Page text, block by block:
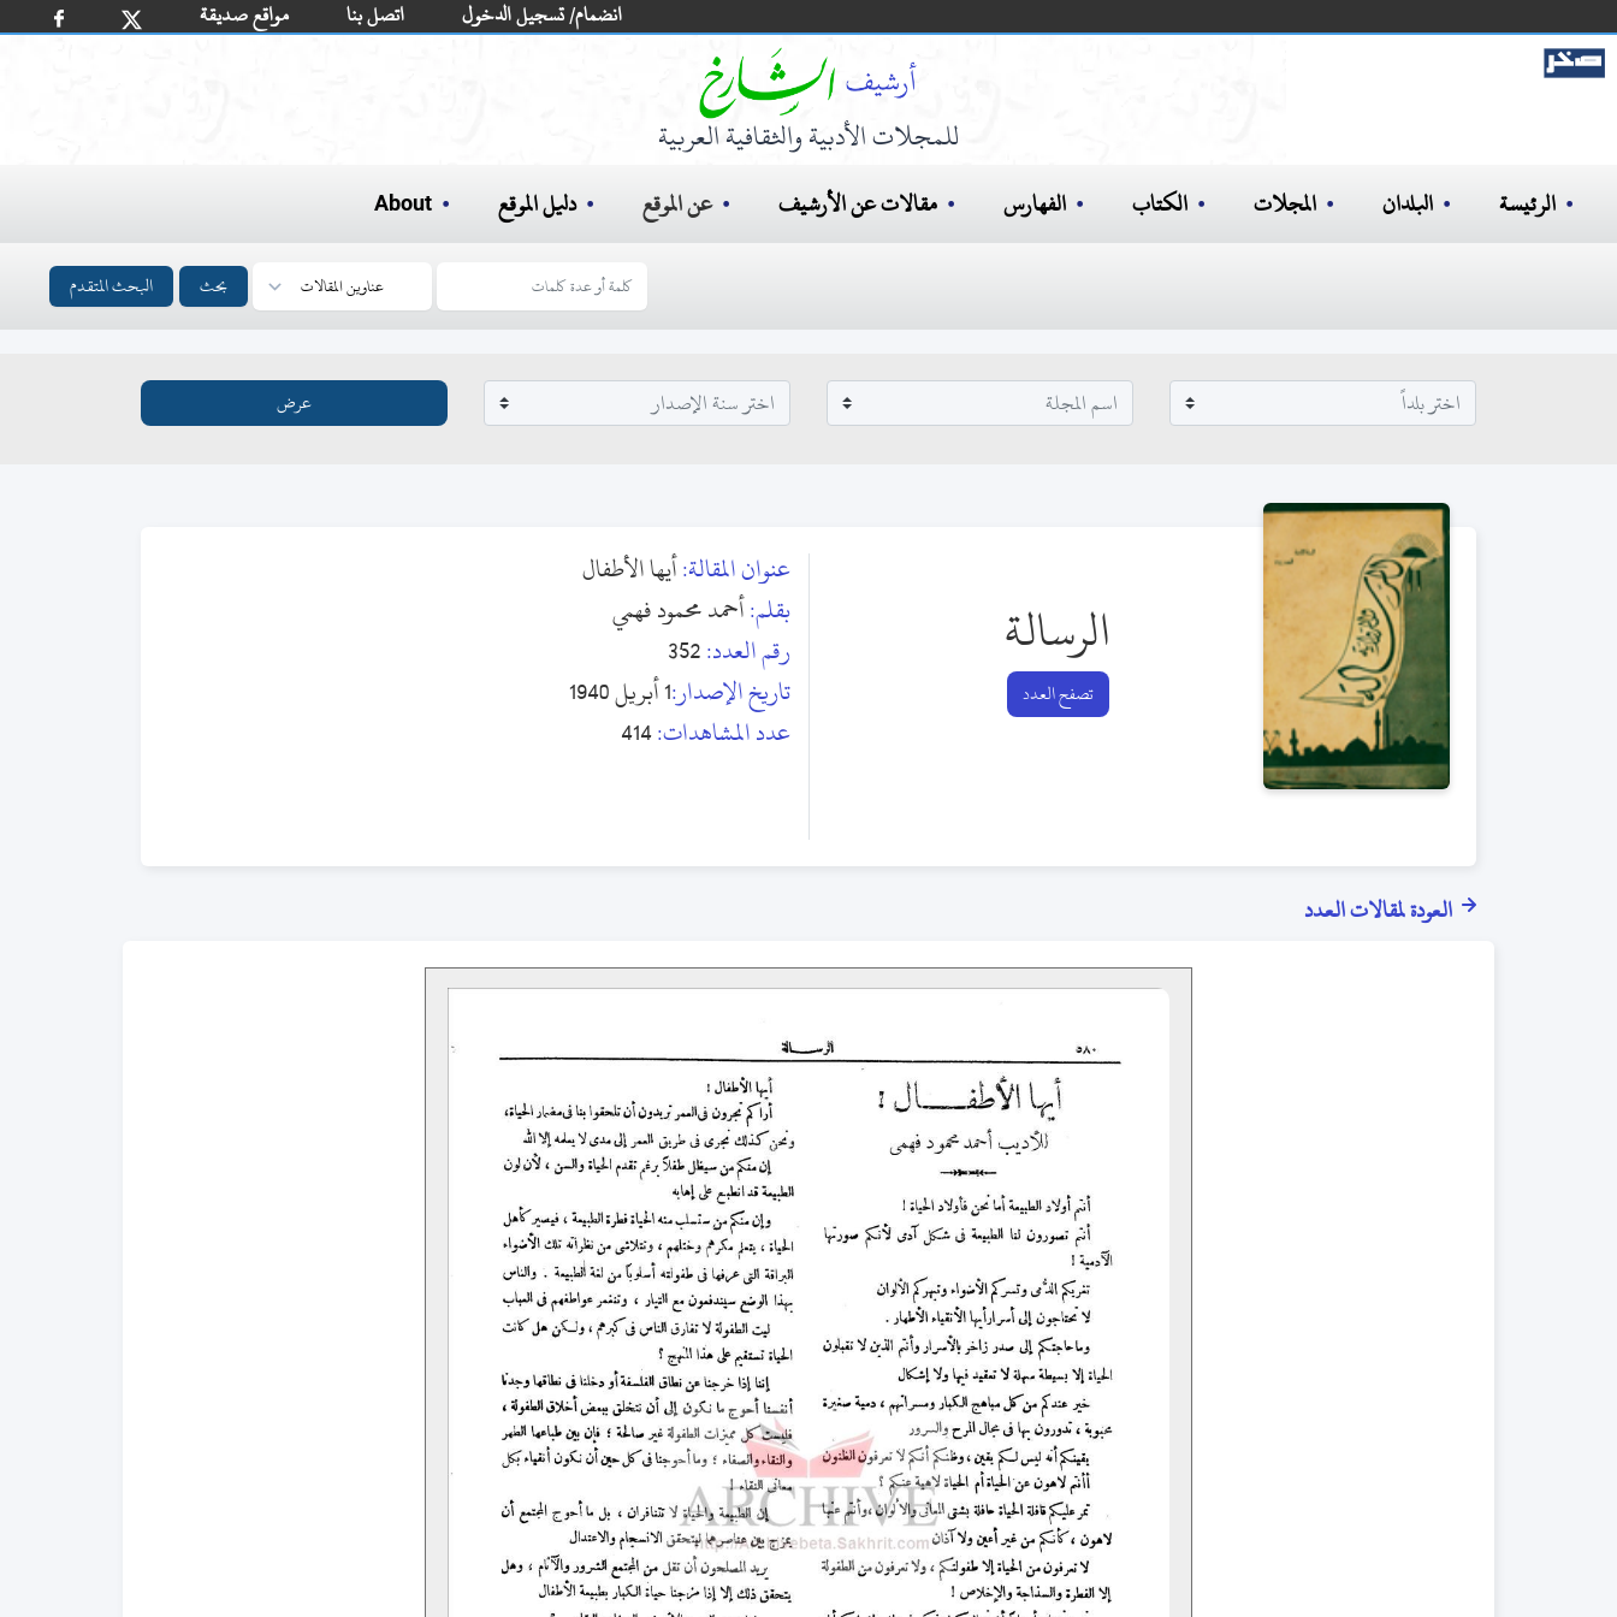
مواقع صديقة اتصل بنا انضمام/ تسجيل الدخول
للمجلات الأدبية والثقافية العربية
الرئيسة البلدان المجلات الكتاب الفهارس مقالات عن الأرشيف عن الموقع دليل الموقع About
بحث البحث المتقدم
الرسالة
تصفح العدد
عنوان المقالة:أيها الأطفال
بقلم:أحمد محمود فهمي
رقم العدد:352
تاريخ الإصدار:1 أبريل 1940
عدد المشاهدات:414
العودة لمقالات العدد